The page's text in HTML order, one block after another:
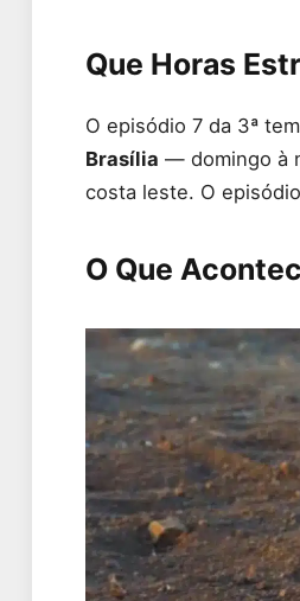
Que Horas
O episódio 7 da 3ª
Brasília — domingo à
costa leste. O
O Que